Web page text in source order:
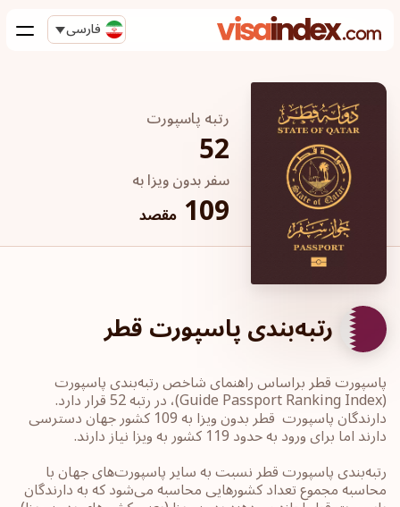
فارسی
رتبه پاسپورت
52
سفر بدون ویزا به
109 مقصد
رتبه‌بندی پاسپورت قطر
پاسپورت‎ قطر ‎براساس راهنمای شاخص رتبه‌بندی پاسپورت
‏(Guide Passport ‎Ranking Index)، در رتبه 52 قرار دارد.
دارندگان پاسپورت ‏‎ قطر بدون ویزا به 109 کشور جهان ‎دسترسی
دارند اما برای ورود به حدود 119 کشور به ویزا نیاز دارند.
رتبه‌بندی پاسپورت‎ قطر ‎نسبت به سایر ‏پاسپورت‌های جهان با
محاسبه مجموع تعداد کشورهایی محاسبه می‌شود که به دارندگان